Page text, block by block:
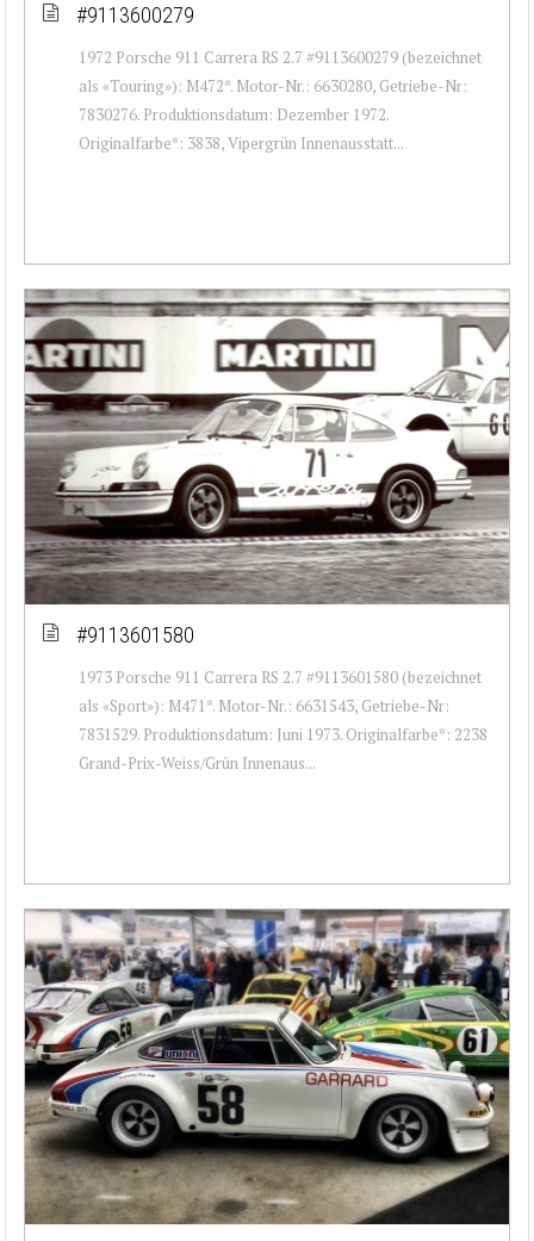
#9113600279
1972 Porsche 911 Carrera RS 2.7 #9113600279 (bezeichnet
als «Touring»): M472*. Motor-Nr.: 6630280, Getriebe-Nr:
7830276. Produktionsdatum: Dezember 1972.
Originalfarbe*: 3838, Vipergrün Innenausstatt...
#9113601580
1973 Porsche 911 Carrera RS 2.7 #9113601580 (bezeichnet
als «Sport»): M471*. Motor-Nr.: 6631543, Getriebe-Nr:
7831529. Produktionsdatum: Juni 1973. Originalfarbe*: 2238
Grand-Prix-Weiss/Grün Innenaus...